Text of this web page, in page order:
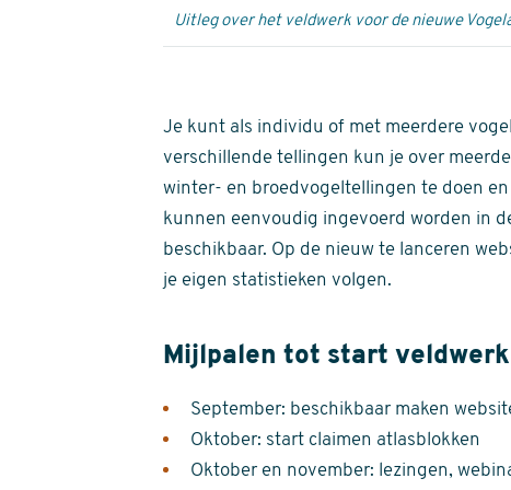
Uitleg over het veldwerk voor de nieuwe
Je kunt als individu of met meerdere
verschillende tellingen kun je over
winter- en broedvogeltellingen te doen
kunnen eenvoudig ingevoerd worden in
beschikbaar. Op de nieuw te lanceren
je eigen statistieken volgen.
Mijlpalen tot start veldwerk
September: beschikbaar maken
Oktober: start claimen atlasblokken
Oktober en november: lezingen,